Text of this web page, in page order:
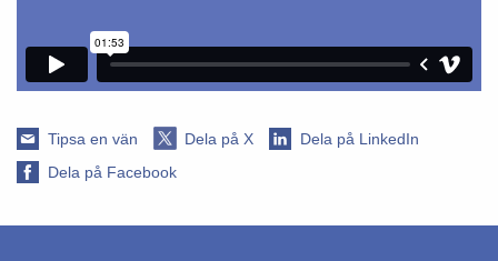
Tipsa en vän Dela på X
Dela på LinkedIn
Dela på Facebook